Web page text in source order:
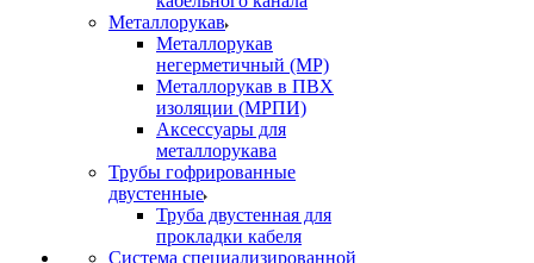
Металлорукав
Металлорукав
негерметичный (МР)
Металлорукав в ПВХ
изоляции (МРПИ)
Аксессуары для
металлорукава
Трубы гофрированные
двустенные
Труба двустенная для
прокладки кабеля
Система специализированной